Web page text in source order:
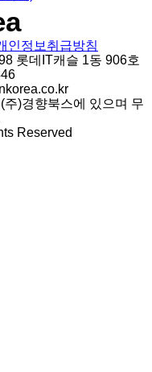
인정보취급방침
롯데IT캐슬 1동 906호
)경향북스에 있으며 무
Reserved